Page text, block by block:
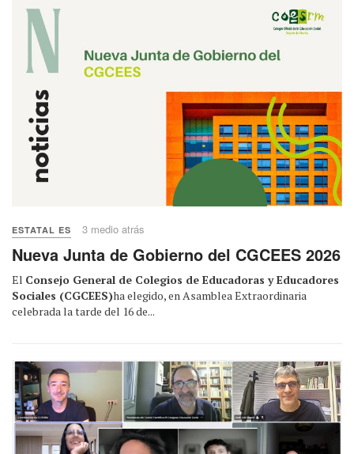
ESTATAL ES 3 medio atrás
Nueva Junta de Gobierno del CGCEES 2026
El Consejo General de Colegios de Educadoras y Educadores
Sociales (CGCEES)ha elegido, en Asamblea Extraordinaria
celebrada la tarde del 16 de...